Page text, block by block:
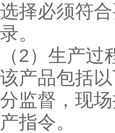
选择必须符
录。
（2）生产过
该产品包括
分监督，现
产指令。